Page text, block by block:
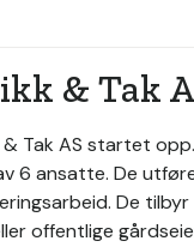
& Tak
& Tak AS startet
6 ansatte. De
De
offentlige